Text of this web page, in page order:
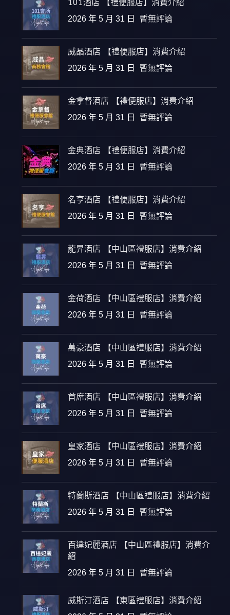
101酒店 【禮便服店】消費介紹
2026 年 5 月 31 日 暫無評論
威晶酒店 【禮便服店】消費介紹
2026 年 5 月 31 日 暫無評論
金拿督酒店 【禮便服店】消費介紹
2026 年 5 月 31 日 暫無評論
金典酒店 【禮便服店】消費介紹
2026 年 5 月 31 日 暫無評論
名亨酒店 【禮便服店】消費介紹
2026 年 5 月 31 日 暫無評論
龍昇酒店 【中山區禮服店】消費介紹
2026 年 5 月 31 日 暫無評論
金荷酒店 【中山區禮服店】消費介紹
2026 年 5 月 31 日 暫無評論
萬豪酒店 【中山區禮服店】消費介紹
2026 年 5 月 31 日 暫無評論
首席酒店 【中山區禮服店】消費介紹
2026 年 5 月 31 日 暫無評論
皇家酒店 【中山區禮服店】消費介紹
2026 年 5 月 31 日 暫無評論
特蘭斯酒店 【中山區禮服店】消費介紹
2026 年 5 月 31 日 暫無評論
百達妃麗酒店 【中山區禮服店】消費介
紹
2026 年 5 月 31 日 暫無評論
威斯汀酒店 【東區禮服店】消費介紹